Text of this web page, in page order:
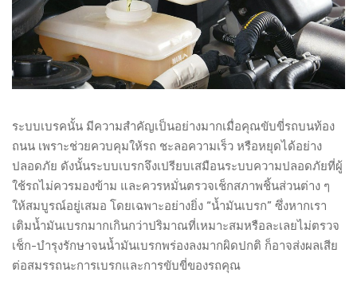
ระบบเบรคนั้น มีความสำคัญเป็นอย่างมากเมื่อคุณขับขี่รถบนท้อง
ถนน เพราะช่วยควบคุมให้รถ ชะลอความเร็ว หรือหยุดได้อย่าง
ปลอดภัย ดังนั้นระบบเบรกจึงเปรียบเสมือนระบบความปลอดภัยที่ผู้
ใช้รถไม่ควรมองข้าม และควรหมั่นตรวจเช็กสภาพชิ้นส่วนต่าง ๆ
ให้สมบูรณ์อยู่เสมอ โดยเฉพาะอย่างยิ่ง “น้ำมันเบรก” ซึ่งหากเรา
เติมน้ำมันเบรกมากเกินกว่าปริมาณที่เหมาะสมหรือละเลยไม่ตรวจ
เช็ก-บำรุงรักษาจนน้ำมันเบรกพร่องลงมากผิดปกติ ก็อาจส่งผลเสีย
ต่อสมรรถนะการเบรกและการขับขี่ของรถคุณ